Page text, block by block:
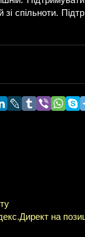
спільноти.
на